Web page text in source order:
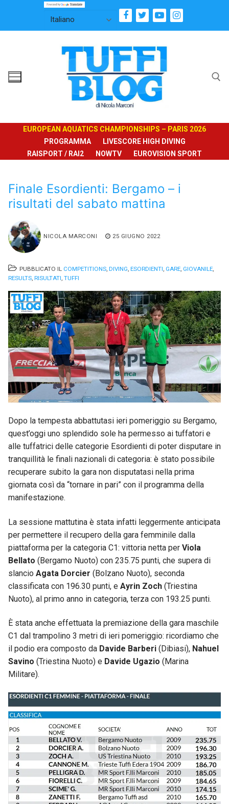
contenuto
EUROPEAN AQUATICS CHAMPIONSHIPS – PARIS 2026
PROGRAMMA
LIVESCORE HIGH DIVING
RAISPORT / RAI2
NOWTV EUROVISION SPORT
Finale Esordienti: Bergamo – i
risultati del sabato mattina
NICOLA MARCONI 25 GIUGNO 2022
PUBBLICATO IL COMPETITIONS, DIVING, ESORDIENTI, GARE, GIOVANILE,
RESULTS, RISULTATI, TUFFI
Dopo la tempesta abbattutasi ieri pomeriggio su Bergamo,
quest’oggi uno splendido sole ha permesso ai tuffatori e
alle tuffatrici delle categorie Esordienti di poter disputare in
tranquillità le finali nazionali di categoria: è stato possibile
recuperare subito la gara non disputatasi nella prima
giornata così da “tornare in pari” con il programma della
manifestazione.
La sessione mattutina è stata infatti leggermente anticipata
per permettere il recupero della gara femminile dalla
piattaforma per la categoria C1: vittoria netta per Viola
Bellato (Bergamo Nuoto) con 235.75 punti, che supera di
slancio Agata Dorcier (Bolzano Nuoto), seconda
classificata con 196.30 punti, e Ayrin Zoch (Triestina
Nuoto), al primo anno in categoria, terza con 193.25 punti.
È stata anche effettuata la premiazione della gara maschile
C1 dal trampolino 3 metri di ieri pomeriggio: ricordiamo che
il podio era composto da Davide Barberi (Dibiasi), Nahuel
Savino (Triestina Nuoto) e Davide Ugazio (Marina
Militare).